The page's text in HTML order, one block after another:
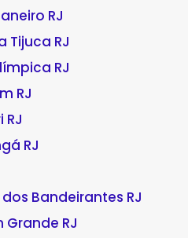
RJ
Tijuca RJ
RJ
RJ
RJ
Bandeirantes RJ
RJ